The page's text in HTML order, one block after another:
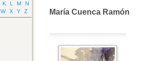
K L M
N
W X Y Z María Cuenca Ramón